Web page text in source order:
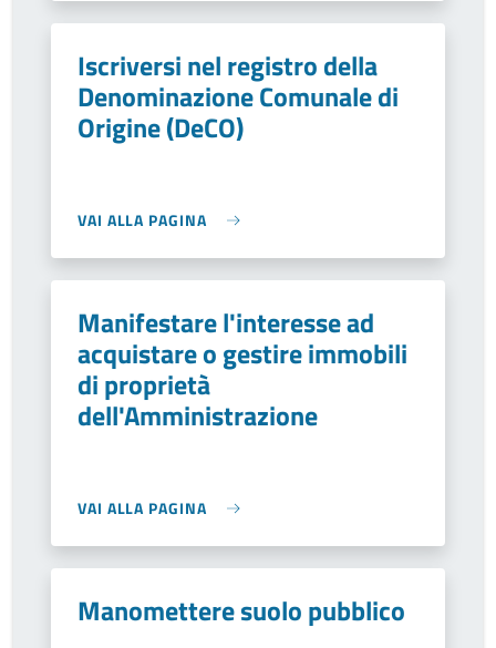
Iscriversi nel registro della
Denominazione Comunale di
Origine (DeCO)
VAI ALLA PAGINA
Manifestare l'interesse ad
acquistare o gestire immobili
di proprietà
dell'Amministrazione
VAI ALLA PAGINA
Manomettere suolo pubblico